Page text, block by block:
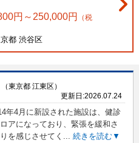
円～250,000円
（税
都 渋谷区
（東京都 江東区）
更新日:2026.07.24
年4月に新設された施設は、健診
アになっており、緊張を緩和さ
を感じさせてく ... 続きを読む▼